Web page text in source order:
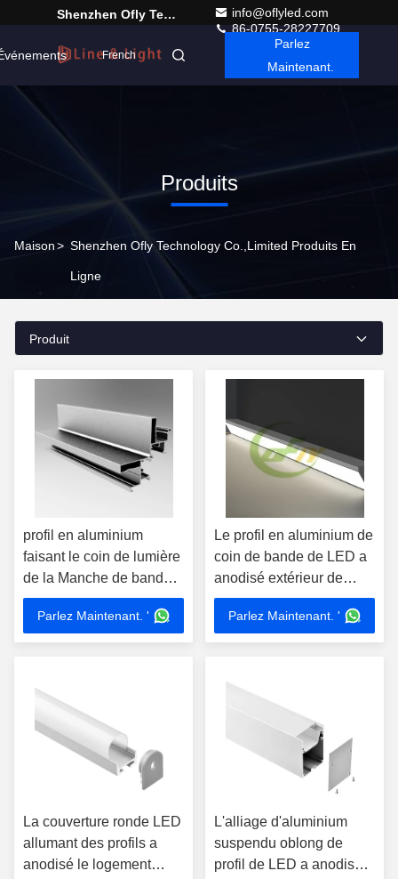
Shenzhen Ofly Technology Co.,Limited
info@oflyled.com
86-0755-28227709
French
Parlez
Maintenant.
Produits
Maison> Shenzhen Ofly Technology Co.,Limited Produits En
Ligne
Produit
profil en aluminium
faisant le coin de lumière
de la Manche de bande
de 68*68mm LED 90
degrés pour la cuisine
Parlez Maintenant. '
Le profil en aluminium de
coin de bande de LED a
anodisé extérieur de
16*20mm monté pour
l'éclairage
Parlez Maintenant. '
La couverture ronde LED
allumant des profils a
anodisé le logement
L'alliage d'aluminium
suspendu oblong de
profil de LED a anodisé